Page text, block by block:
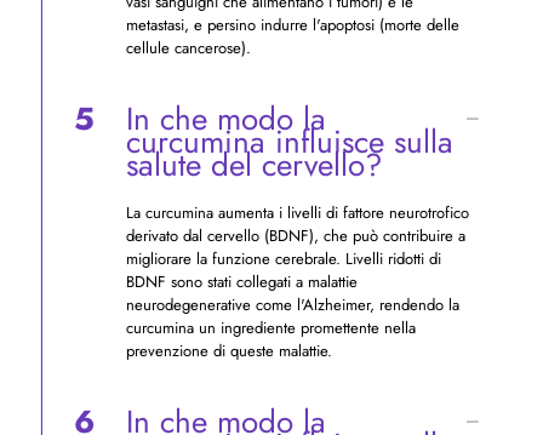
metastasi, e persino indurre l'apoptosi (morte delle
cellule cancerose).
5 In che modo la
curcumina influisce sulla
salute del cervello?
La curcumina aumenta i livelli di fattore neurotrofico
derivato dal cervello (BDNF), che può contribuire a
migliorare la funzione cerebrale. Livelli ridotti di
BDNF sono stati collegati a malattie
neurodegenerative come l'Alzheimer, rendendo la
curcumina un ingrediente promettente nella
prevenzione di queste malattie.
6 In che modo la